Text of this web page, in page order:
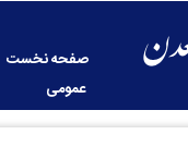
صفحه نخست
عمومی